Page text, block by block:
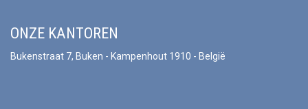
ONZE KANTOREN
Bukenstraat 7, Buken - Kampenhout 1910 - België